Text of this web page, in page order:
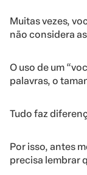
Muitas vezes,
não considera
O uso de um
palavras, o
Tudo faz
Por isso, antes
precisa lembrar